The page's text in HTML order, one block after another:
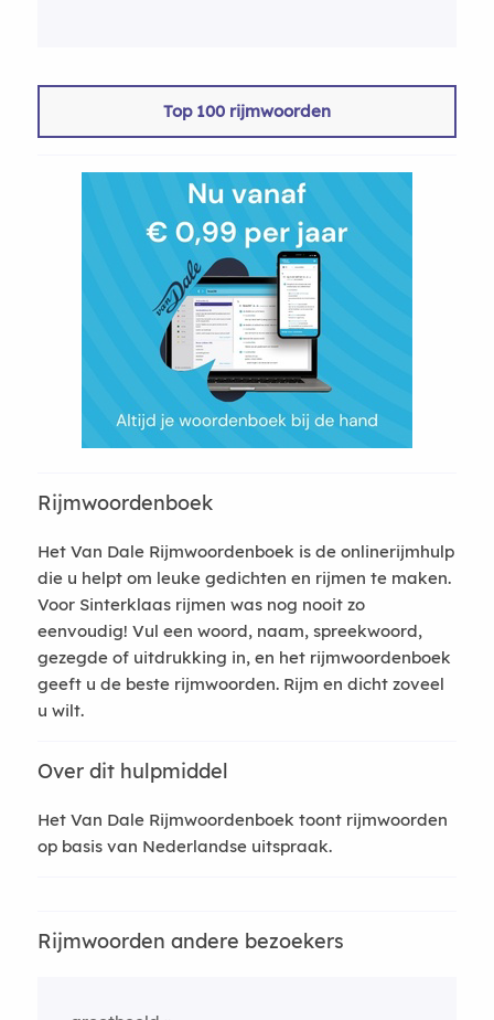
Top 100 rijmwoorden
Rijmwoordenboek
Het Van Dale Rijmwoordenboek is de onlinerijmhulp
die u helpt om leuke gedichten en rijmen te maken.
Voor Sinterklaas rijmen was nog nooit zo
eenvoudig! Vul een woord, naam, spreekwoord,
gezegde of uitdrukking in, en het rijmwoordenboek
geeft u de beste rijmwoorden. Rijm en dicht zoveel
u wilt.
Over dit hulpmiddel
Het Van Dale Rijmwoordenboek toont rijmwoorden
op basis van Nederlandse uitspraak.
Rijmwoorden andere bezoekers